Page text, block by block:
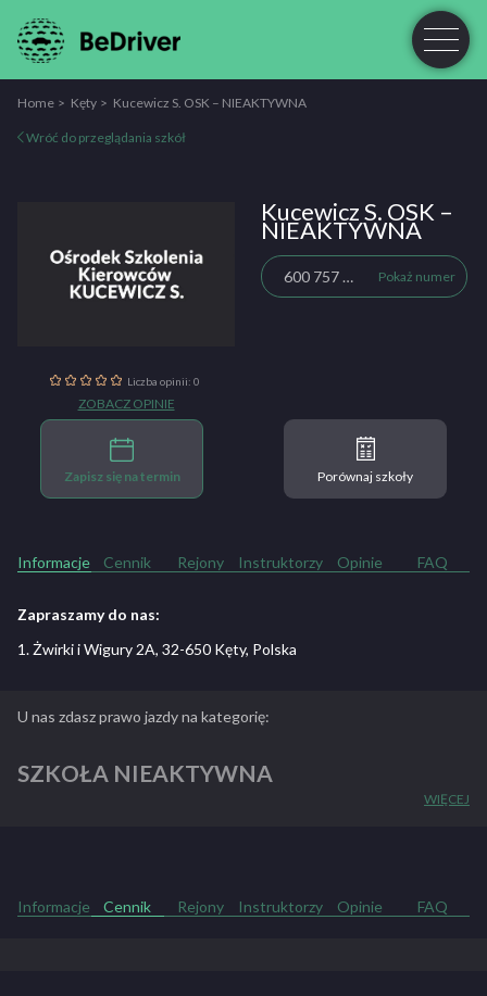
Home Kęty Kucewicz S. OSK – NIEAKTYWNA
Wróć do przeglądania szkół
Liczba opinii: 0
ZOBACZ OPINIE
Kucewicz S. OSK –
NIEAKTYWNA
600 757 343 Pokaż numer
Zapisz się na termin Porównaj szkoły
Informacje Cennik Rejony Instruktorzy Opinie FAQ
Zapraszamy do nas:
1. Żwirki i Wigury 2A, 32-650 Kęty, Polska
U nas zdasz prawo jazdy na kategorię:
SZKOŁA NIEAKTYWNA
WIĘCEJ
Informacje Cennik Rejony Instruktorzy Opinie FAQ